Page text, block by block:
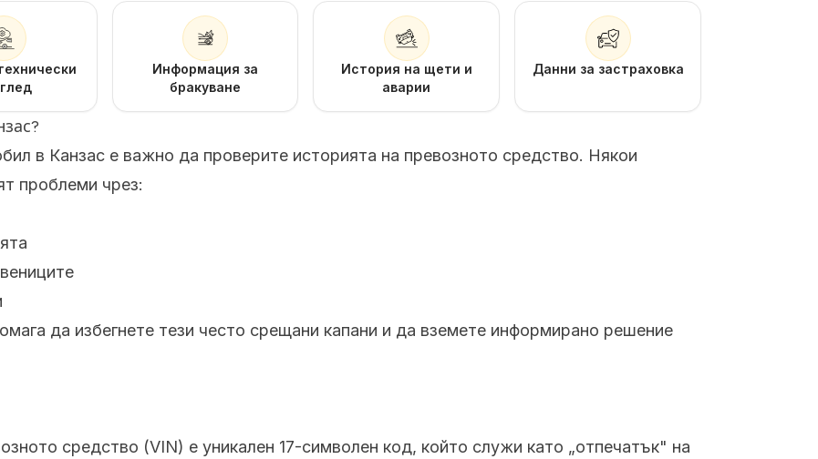
Информация за
бракуване
История на щети и
аварии
Данни за застраховка
в Канзас е важно да проверите историята на превозното средство. Някои
проблеми чрез:
да избегнете тези често срещани капани и да вземете информирано решение
средство (VIN) е уникален 17-символен код, който служи като „отпечатък" на